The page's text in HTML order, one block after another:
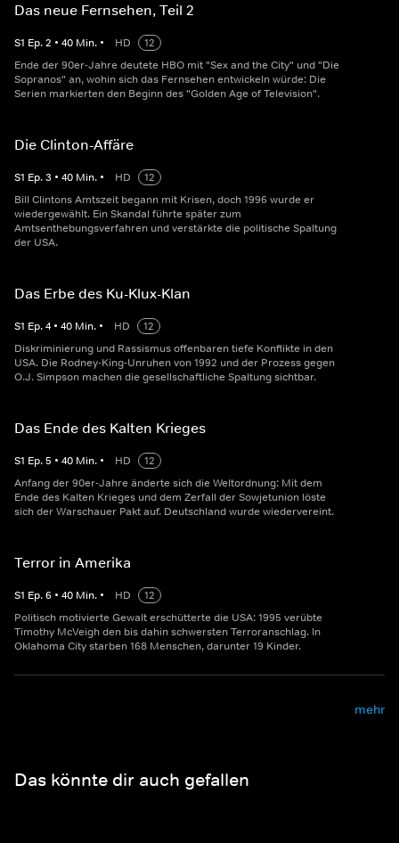
Das neue Fernsehen, Teil 2
S1 Ep.2 • 40 Min. • HD
12
Ende der 90er-Jahre deutete HBO mit "Sex and the City" und "Die
Sopranos" an, wohin sich das Fernsehen entwickeln würde: Die
Serien markierten den Beginn des "Golden Age of Television".
Die Clinton-Affäre
S1 Ep.3 • 40 Min. • HD
12
Bill Clintons Amtszeit begann mit Krisen, doch 1996 wurde er
wiedergewählt. Ein Skandal führte später zum
Amtsenthebungsverfahren und verstärkte die politische Spaltung
der USA.
Das Erbe des Ku-Klux-Klan
S1 Ep.4 • 40 Min. • HD
12
Diskriminierung und Rassismus offenbaren tiefe Konflikte in den
USA. Die Rodney-King-Unruhen von 1992 und der Prozess gegen
O.J. Simpson machen die gesellschaftliche Spaltung sichtbar.
Das Ende des Kalten Krieges
S1 Ep.5 • 40 Min. • HD
12
Anfang der 90er-Jahre änderte sich die Weltordnung: Mit dem
Ende des Kalten Krieges und dem Zerfall der Sowjetunion löste
sich der Warschauer Pakt auf. Deutschland wurde wiedervereint.
Terror in Amerika
S1 Ep.6 • 40 Min. • HD
12
Politisch motivierte Gewalt erschütterte die USA: 1995 verübte
Timothy McVeigh den bis dahin schwersten Terroranschlag. In
Oklahoma City starben 168 Menschen, darunter 19 Kinder.
mehr
Das könnte dir auch gefallen